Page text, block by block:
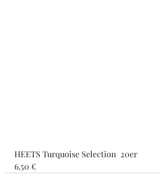
HEETS Turquoise Selection  20er
6,50 €